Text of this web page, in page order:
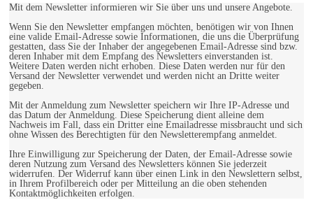
Mit dem Newsletter informieren wir Sie über uns und unsere Angebote.
Wenn Sie den Newsletter empfangen möchten, benötigen wir von Ihnen
eine valide Email-Adresse sowie Informationen, die uns die Überprüfung
gestatten, dass Sie der Inhaber der angegebenen Email-Adresse sind bzw.
deren Inhaber mit dem Empfang des Newsletters einverstanden ist.
Weitere Daten werden nicht erhoben. Diese Daten werden nur für den
Versand der Newsletter verwendet und werden nicht an Dritte weiter
gegeben.
Mit der Anmeldung zum Newsletter speichern wir Ihre IP-Adresse und
das Datum der Anmeldung. Diese Speicherung dient alleine dem
Nachweis im Fall, dass ein Dritter eine Emailadresse missbraucht und sich
ohne Wissen des Berechtigten für den Newsletterempfang anmeldet.
Ihre Einwilligung zur Speicherung der Daten, der Email-Adresse sowie
deren Nutzung zum Versand des Newsletters können Sie jederzeit
widerrufen. Der Widerruf kann über einen Link in den Newslettern selbst,
in Ihrem Profilbereich oder per Mitteilung an die oben stehenden
Kontaktmöglichkeiten erfolgen.